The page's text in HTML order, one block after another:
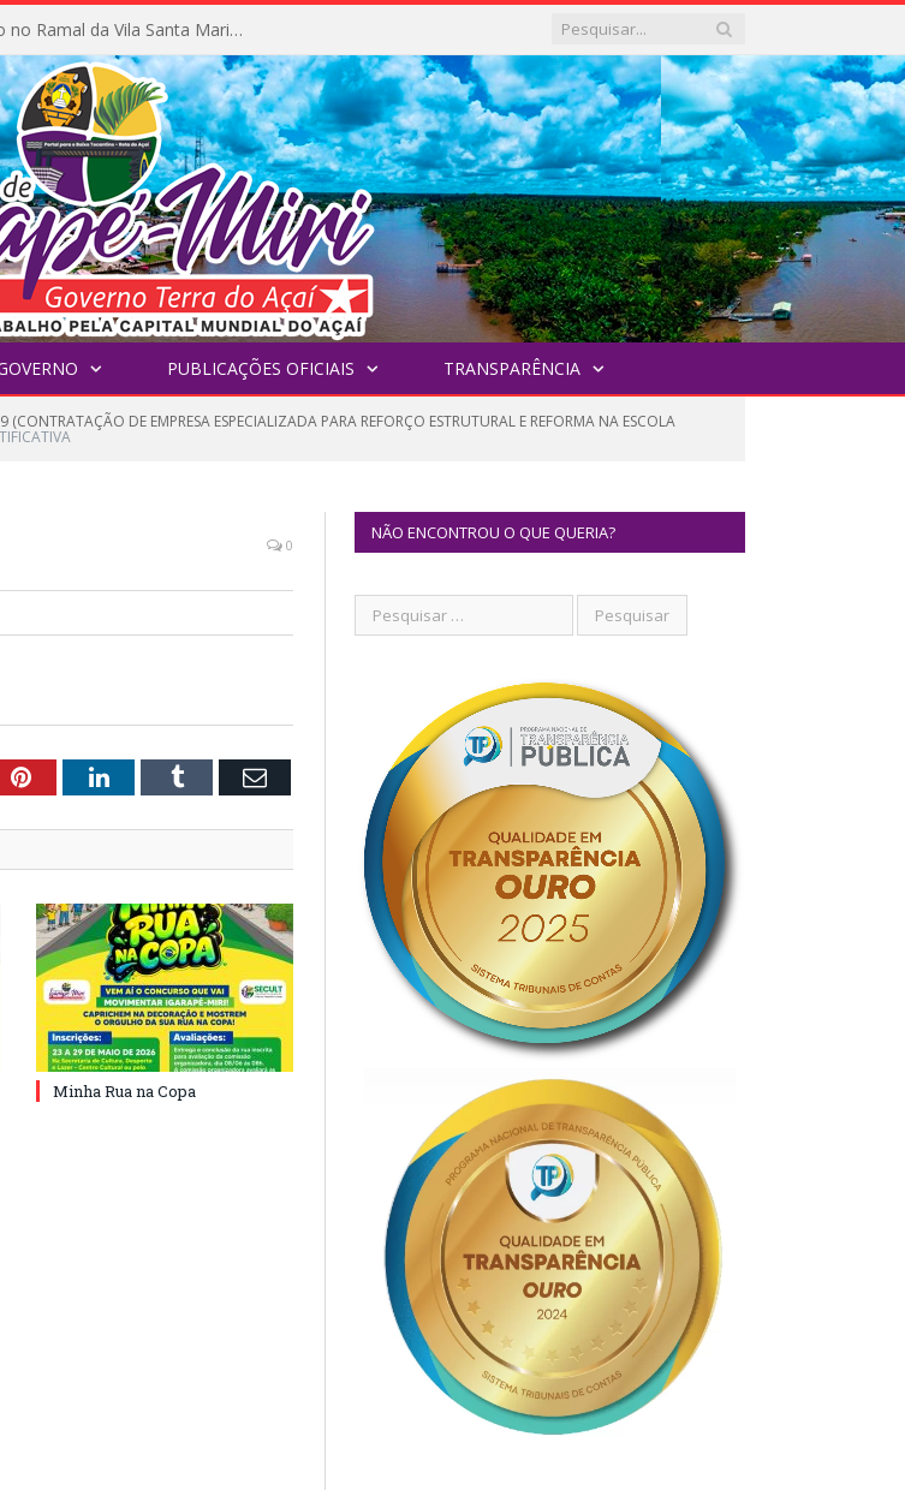
Prefeitura inicia obra de pavimentação no Ramal da Vila Santa Maria do Icatu
PUBLICAÇÕES OFICIAIS TRANSPARÊNCIA
DE EMPRESA ESPECIALIZADA PARA REFORÇO ESTRUTURAL E REFORMA NA ESCOLA
0
PinterestLinkedInTumblr Email
Minha Rua na Copa
NÃO ENCONTROU O QUE QUERIA?